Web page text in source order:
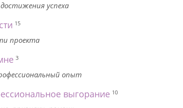
успеха
15
проекта
3
опыт
выгорание 10